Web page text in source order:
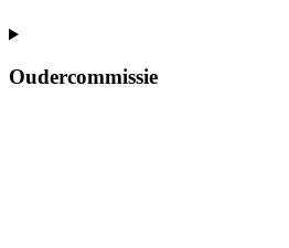
Oudercommissie